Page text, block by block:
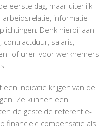
eerste dag, maar uiterlijk
arbeidsrelatie, informatie
Denk hierbij aan
contractduur, salaris,
of uren voor werknemers
indicatie krijgen van de
Ze kunnen een
de gestelde referentie-
financiële compensatie als